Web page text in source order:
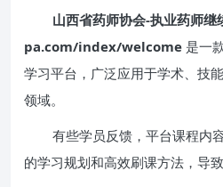
山西省药师协会-执业药师
pa.com/index/welcome 是一
学习平台，广泛应用于学术、技
领域。
有些学员反馈，平台课程内
的学习规划和高效刷课方法，导